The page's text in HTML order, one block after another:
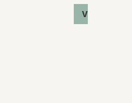
Vis produkt